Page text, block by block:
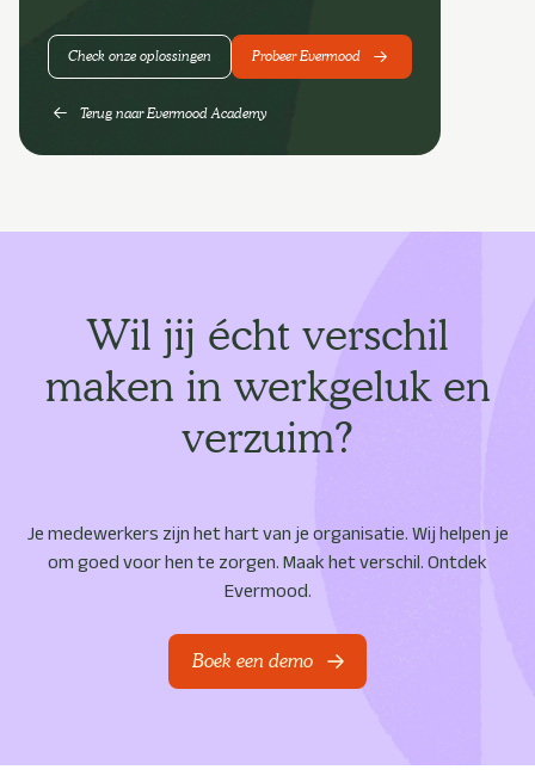
Check onze oplossingen Probeer Evermood
Terug naar Evermood Academy
Wil jij écht verschil
maken in werkgeluk en
verzuim?
Je medewerkers zijn het hart van je organisatie. Wij helpen je
om goed voor hen te zorgen. Maak het verschil. Ontdek
Evermood.
Boek een demo